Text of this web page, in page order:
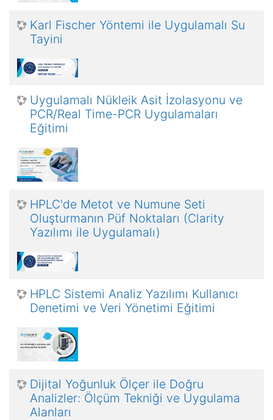
Karl Fischer Yöntemi ile Uygulamalı Su
Tayini
Uygulamalı Nükleik Asit İzolasyonu ve
PCR/Real Time-PCR Uygulamaları
Eğitimi
HPLC'de Metot ve Numune Seti
Oluşturmanın Püf Noktaları (Clarity
Yazılımı ile Uygulamalı)
HPLC Sistemi Analiz Yazılımı Kullanıcı
Denetimi ve Veri Yönetimi Eğitimi
Dijital Yoğunluk Ölçer ile Doğru
Analizler: Ölçüm Tekniği ve Uygulama
Alanları